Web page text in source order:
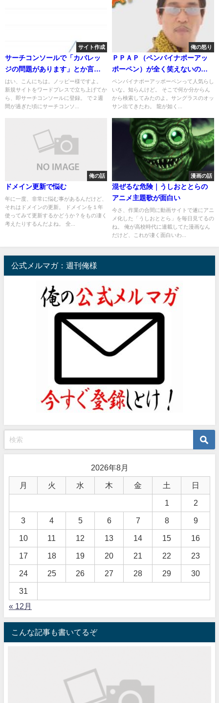
サイト作成
サーチコンソールで「カバレッ
ジの問題があります」とか言わ
れnoindex入ってたから解消す
る事にした
はい、こんにちは。ノッピー様ですよ。
新規サイトをワードプレスで立ち上げてか
ら、即サーチコンソールに登録。 で２週
間が過ぎた頃にサーチコンソ...
俺の怒り
ＰＰＡＰ（ペンパイナポーアッ
ポーペン）が全く笑えないので
誰か俺に面白さを説明してくん
ないか？
ペンパイナポーアッポーペンって人気らし
いな。知らんけど。 そこで何か分からん
から検索してみたのよ。サングラスのオッ
サン出てきたわ。 龍が如く...
俺の話
ドメイン更新で悩む
年に一度、非常に悩む事があるんだけど、
それはドメインの更新。 ドメインを１年
使ってみて更新するかどうか？をもの凄く
考えたりするんだよね。 全...
漫画の話
混ぜるな危険｜うしおととらの
アニメ主題歌が面白い
今さ、作業の合間に動画サイトで遂にアニ
メ化した「うしおととら」を毎日見てるの
ね。 俺が高校時代に連載してた漫画なん
だけど、これが凄く面白いわ...
公式メルマガ：週刊俺様
2026年8月
月 火 水 木 金 土 日
1 2
3 4 5 6 7 8 9
10 11 12 13 14 15 16
17 18 19 20 21 22 23
24 25 26 27 28 29 30
31
« 12月
こんな記事も書いてるぞ